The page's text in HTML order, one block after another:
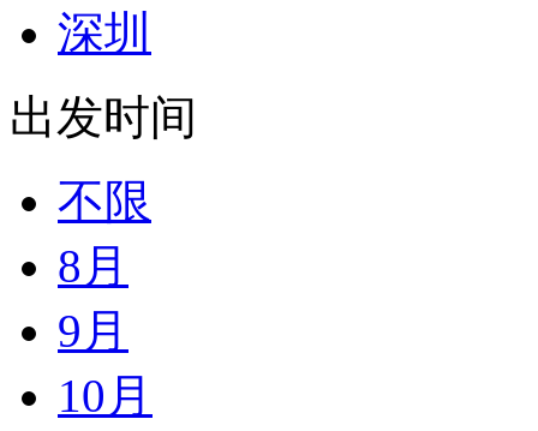
深圳
出发时间
不限
8月
9月
10月